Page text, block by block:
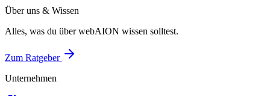
Über uns & Wissen
Alles, was du über webAION wissen solltest.
Zum Ratgeber
Unternehmen